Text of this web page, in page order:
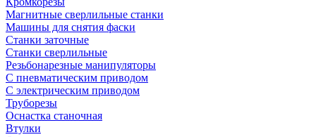
Магнитные сверлильные станки
Машины для снятия фаски
Станки заточные
Станки сверлильные
Резьбонарезные манипуляторы
С пневматическим приводом
С электрическим приводом
Труборезы
Оснастка станочная
Втулки